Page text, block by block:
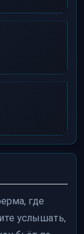
где
услышать,